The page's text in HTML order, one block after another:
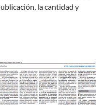
la cantidad y